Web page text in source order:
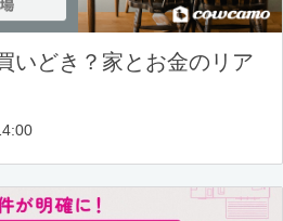
いどき？家とお金のリア